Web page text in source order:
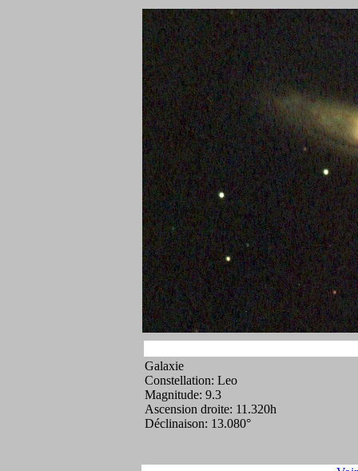
Galaxie
Constellation: Leo
Magnitude: 9.3
Ascension droite: 11.320h
Déclinaison: 13.080°